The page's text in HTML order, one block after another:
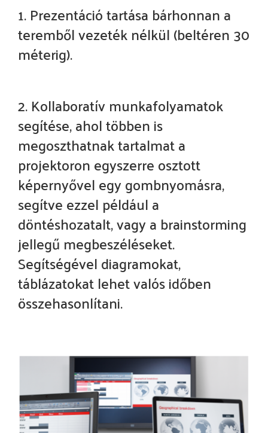
1. Prezentáció tartása bárhonnan a
teremből vezeték nélkül (beltéren 30
méterig).
2. Kollaboratív munkafolyamatok
segítése, ahol többen is
megoszthatnak tartalmat a
projektoron egyszerre osztott
képernyővel egy gombnyomásra,
segítve ezzel például a
döntéshozatalt, vagy a brainstorming
jellegű megbeszéléseket.
Segítségével diagramokat,
táblázatokat lehet valós időben
összehasonlítani.